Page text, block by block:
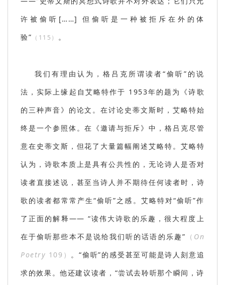
许被偷听[……] 但偷听是一种被拒斥在外的体
验” （115） 。
我们有理由认为，格吕克所谓读者“偷听”的说
法，实际上缘起自艾略特作于 1953年的题为《诗歌
的三种声音》的论文。在讨论史蒂文斯时，艾略特始
终是一个参照体。在《邀请与拒斥》中，格吕克尽管
意在史蒂文斯，但花了大量篇幅阐述艾略特。艾略特
认为，诗歌本质上是具有公共性的，无论诗人是否对
读者直接述说，甚至当诗人并不期待任何读者时，诗
歌的读者都常常产生“偷听”之感。艾略特对“偷听”作
了正面的解释—— “读伟大诗歌的乐趣，很大程度上
在于偷听那些本不是说给我们听的话语的乐趣” （ On
Poetry 109） 。“偷听”的感受甚至可能是诗人刻意追
求的效果。他还建议读者，“尝试去聆听那个瞬间，诗